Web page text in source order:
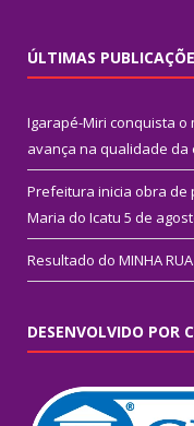
ÚLTIMAS
Igarapé-Miri conquista o
avança na qualidade da
Prefeitura inicia obra de
Maria do Icatu 5 de
Resultado do MINHA RUA
DESENVOLVIDO POR